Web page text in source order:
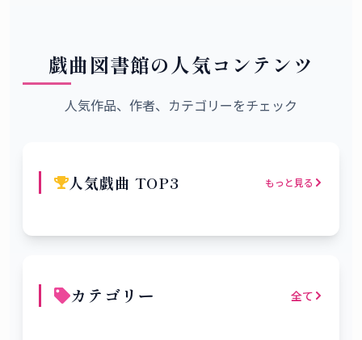
戯曲図書館の人気コンテンツ
人気作品、作者、カテゴリーをチェック
人気戯曲 TOP3 もっと見る
カテゴリー 全て